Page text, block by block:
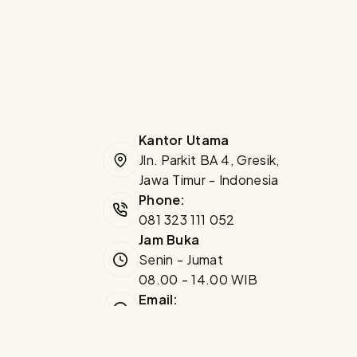
Kantor Utama
Jln. Parkit BA 4, Gresik,
Jawa Timur - Indonesia
Phone:
081 323 111 052
Jam Buka
Senin - Jumat
08.00 - 14.00 WIB
Email: